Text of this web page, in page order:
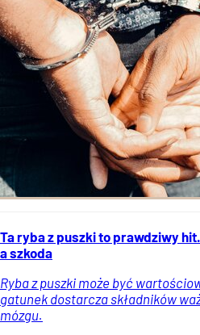
Ta ryba z puszki to prawdziwy
a szkoda
Ryba z puszki może być
gatunek dostarcza składników
mózgu.